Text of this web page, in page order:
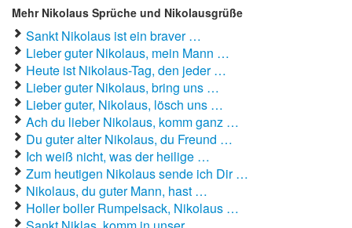
Mehr Nikolaus Sprüche und Nikolausgrüße
Sankt Nikolaus ist ein braver …
Lieber guter Nikolaus, mein Mann …
Heute ist Nikolaus-Tag, den jeder …
Lieber guter Nikolaus, bring uns …
Lieber guter, Nikolaus, lösch uns …
Ach du lieber Nikolaus, komm ganz …
Du guter alter Nikolaus, du Freund …
Ich weiß nicht, was der heilige …
Zum heutigen Nikolaus sende ich Dir …
Nikolaus, du guter Mann, hast …
Holler boller Rumpelsack, Nikolaus …